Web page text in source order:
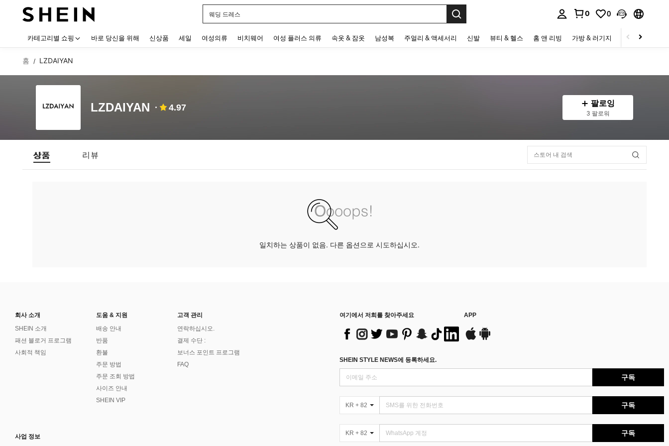
웨딩 드레스
0 0
카테고리별 쇼핑 바로 당신을 위해 신상품 세일 여성의류 비치웨어 여성 플러스 의류 속옷 & 잠옷 남성복 주얼리 & 액세서리 신발 뷰티 & 헬스 홈 앤 리빙 가방 & 러기지 스포츠 & 아웃
홈 / LZDAIYAN
LZDAIYAN 4.97 팔로잉
3 팔로워
상품 리뷰
일치하는 상품이 없음. 다른 옵션으로 시도하십시오.
회사 소개
SHEIN 소개
패션 블로거 프로그램
사회적 책임
도움 & 지원
배송 안내
반품
환불
주문 방법
주문 조회 방법
사이즈 안내
SHEIN VIP
고객 관리
연락하십시오.
결제 수단 :
보너스 포인트 프로그램
FAQ
사업 정보
여기에서 저희를 찾아주세요 APP
SHEIN STYLE NEWS에 등록하세요.
구독
KR + 82 구독
KR + 82 구독